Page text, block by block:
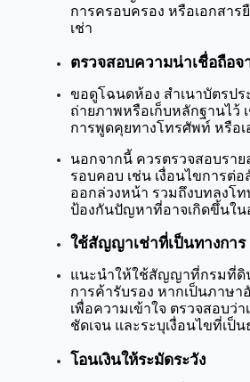
การครอบครอง หรือเอกสา
เช่า
ตรวจสอบความน่าเชื่อถือจ
ขอดูโฉนดห้อง สำเนาบัตรป
ถ่ายภาพหรือเก็บหลักฐานไว้
การพูดคุยทางโทรศัพท์ หรือเ
นอกจากนี้ ควรตรวจสอบรา
รอบคอบ เช่น เงื่อนไขการต่
ออกล่วงหน้า รวมถึงบทลงโ
ป้องกันปัญหาที่อาจเกิดขึ้นใ
ใช้สัญญาเช่าที่เป็นทางการ
แนะนำให้ใช้สัญญาที่กรมที่
การค้ารับรอง หากเป็นภาษ
เพื่อความเข้าใจ ตรวจสอบว่
ชัดเจน และระบุเงื่อนไขที่เป็
โอนเงินให้ระมัดระวัง